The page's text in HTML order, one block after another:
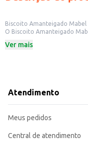
Biscoito Amanteigado
O Biscoito Amanteigado Mabel Chocolate, em pacote
produto.
O Biscoito Amanteigado
embalagem prática facilita
Departamento: Mercearia
Conteúdo: 330g
Ver mais
Atendimento
Meus pedidos
Central de atendimento